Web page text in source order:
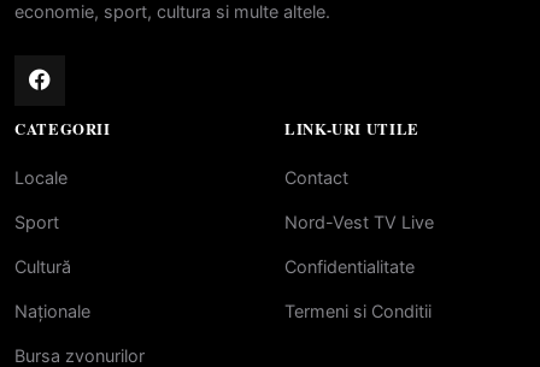
economie, sport, cultura si multe altele.
CATEGORII
Locale
Sport
Cultură
Naționale
Bursa zvonurilor
LINK-URI UTILE
Contact
Nord-Vest TV Live
Confidentialitate
Termeni si Conditii